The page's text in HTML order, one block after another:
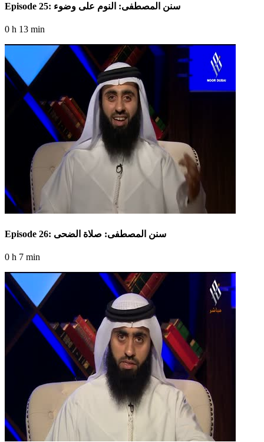
Episode 25: سنن المصطفى: النوم على وضوء
0 h 13 min
Episode 26: سنن المصطفى: صلاة الضحى
0 h 7 min